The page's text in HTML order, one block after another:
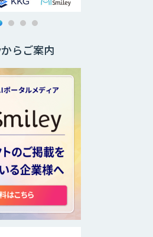
らご案内